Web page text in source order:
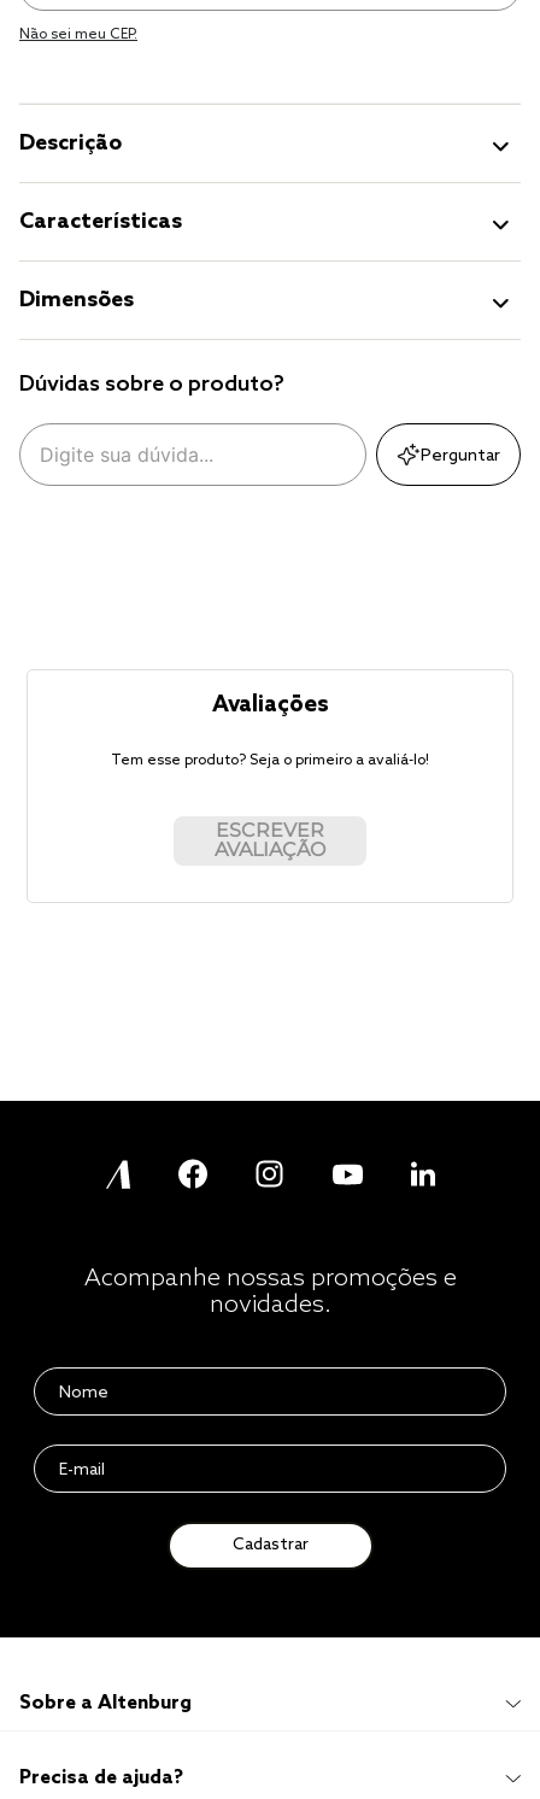
Não sei meu CEP.
Descrição
Características
Dimensões
Dúvidas sobre o produto?
Perguntar
Avaliações
Tem esse produto? Seja o primeiro a avaliá-lo!
ESCREVER
AVALIAÇÃO
Acompanhe nossas promoções e
novidades.
Cadastrar
Sobre a Altenburg
Institucional
Precisa de ajuda?